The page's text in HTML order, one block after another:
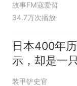
故事FM寇爱哲
34.7万次播放
日本400年
示，却是一
装甲铲史官